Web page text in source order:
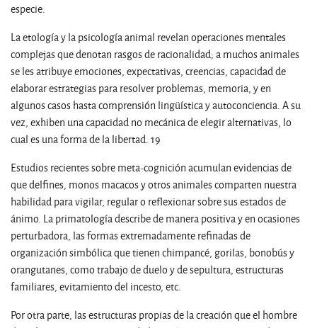
especie.
La etología y la psicología animal revelan operaciones mentales
complejas que denotan rasgos de racionalidad; a muchos animales
se les atribuye emociones, expectativas, creencias, capacidad de
elaborar estrategias para resolver problemas, memoria, y en
algunos casos hasta comprensión lingüística y autoconciencia. A su
vez, exhiben una capacidad no mecánica de elegir alternativas, lo
cual es una forma de la libertad. 19
Estudios recientes sobre meta-cognición acumulan evidencias de
que delfines, monos macacos y otros animales comparten nuestra
habilidad para vigilar, regular o reflexionar sobre sus estados de
ánimo. La primatología describe de manera positiva y en ocasiones
perturbadora, las formas extremadamente refinadas de
organización simbólica que tienen chimpancé, gorilas, bonobús y
orangutanes, como trabajo de duelo y de sepultura, estructuras
familiares, evitamiento del incesto, etc.
Por otra parte, las estructuras propias de la creación que el hombre